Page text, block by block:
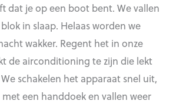
dat je op een boot bent. We vallen
in slaap. Helaas worden we
wakker. Regent het in onze
de airconditioning te zijn die lekt
schakelen het apparaat snel uit,
een handdoek en vallen weer